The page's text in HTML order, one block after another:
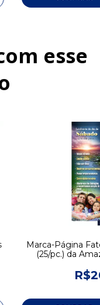
esse
Marca-Página
(25/pc.) da